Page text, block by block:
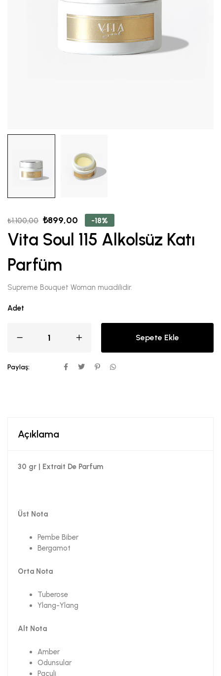
₺1.100,00 ₺899,00 -18%
Vita Soul 115 Alkolsüz Katı
Parfüm
Supreme Bouquet Woman muadilidir.
Adet
Sepete Ekle
Paylaş:
Açıklama
30 gr | Extrait De Parfum
Üst Nota
Pembe Biber
Bergamot
Orta Nota
Tuberose
Ylang-Ylang
Alt Nota
Amber
Odunsular
Paçuli